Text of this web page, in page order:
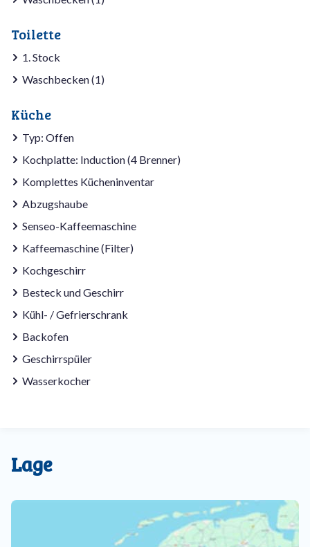
Toilette
1. Stock
Waschbecken (1)
Küche
Typ: Offen
Kochplatte: Induction (4 Brenner)
Komplettes Kücheninventar
Abzugshaube
Senseo-Kaffeemaschine
Kaffeemaschine (Filter)
Kochgeschirr
Besteck und Geschirr
Kühl- / Gefrierschrank
Backofen
Geschirrspüler
Wasserkocher
Lage